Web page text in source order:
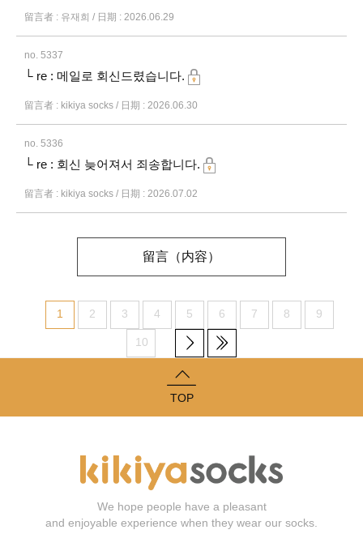
留言者 : 유재희 / 日期 : 2026.06.29
no. 5337
└ re : 메일로 회신드렸습니다.
留言者 : kikiya socks / 日期 : 2026.06.30
no. 5336
└ re : 회신 늦어져서 죄송합니다.
留言者 : kikiya socks / 日期 : 2026.07.02
留言（内容）
1 2 3 4 5 6 7 8 9
10
We hope people have a pleasant
and enjoyable experience when they wear our socks.
TOP